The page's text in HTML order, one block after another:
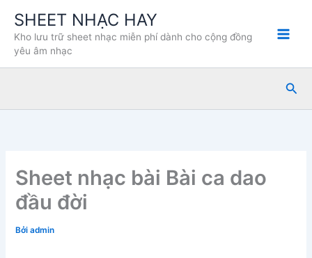
dung
SHEET NHẠC HAY
Kho lưu trữ sheet nhạc miễn phí dành cho cộng đồng
yêu âm nhạc
Tìm
Sheet nhạc bài Bài ca dao
đầu đời
Bởiadmin